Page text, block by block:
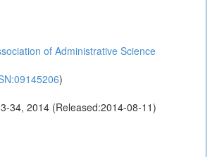
of Administrative Science
)
34, 2014 (Released:2014-08-11)